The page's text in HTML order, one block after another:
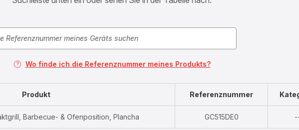
Wo finde ich die Referenznummer meines Produkts?
Produkt Referenznummer
Barbecue- & Ofenposition, Plancha GC515DE0